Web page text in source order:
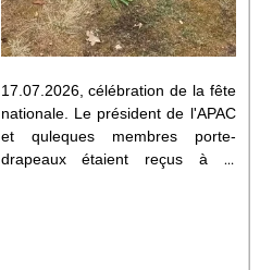
17.07.2026, célébration de la fête
nationale. Le président de l'APAC
et quleques membres porte-
drapeaux étaient reçus à la